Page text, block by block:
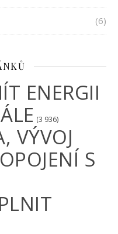
(6)
ENERGII
(3 936)
VÝVOJ
S